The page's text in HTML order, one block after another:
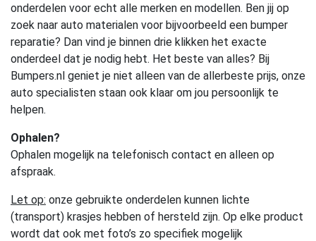
onderdelen voor echt alle merken en modellen. Ben jij op
zoek naar auto materialen voor bijvoorbeeld een bumper
reparatie? Dan vind je binnen drie klikken het exacte
onderdeel dat je nodig hebt. Het beste van alles? Bij
Bumpers.nl geniet je niet alleen van de allerbeste prijs, onze
auto specialisten staan ook klaar om jou persoonlijk te
helpen.
Ophalen?
Ophalen mogelijk na telefonisch contact en alleen op
afspraak.
Let op: onze gebruikte onderdelen kunnen lichte
(transport) krasjes hebben of hersteld zijn. Op elke product
wordt dat ook met foto’s zo specifiek mogelijk